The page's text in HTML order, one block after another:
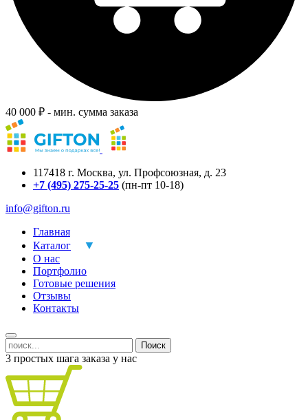
40 000 ₽ - мин. сумма заказа
117418 г. Москва, ул. Профсоюзная, д. 23
+7 (495) 275-25-25 (пн-пт 10-18)
info@gifton.ru
Главная
Каталог
О нас
Портфолио
Готовые решения
Отзывы
Контакты
Поиск
3 простых шага заказа у нас